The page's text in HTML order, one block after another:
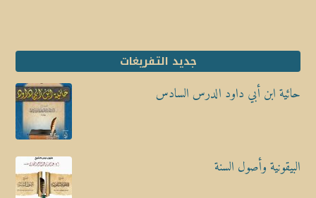
جديد التفريغات
حائية ابن أبي داود الدرس السادس
البيقونية وأصول السنة